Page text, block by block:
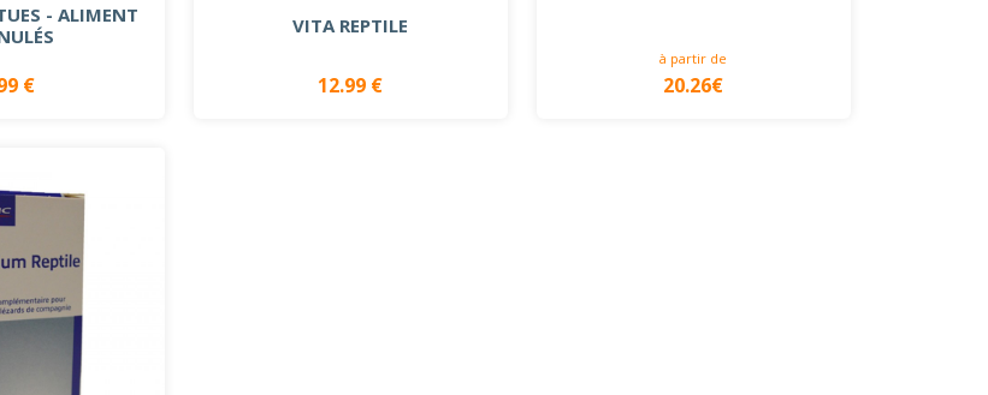
- ALIMENT
€
VITA REPTILE
12.99 €
à partir de
20.26€